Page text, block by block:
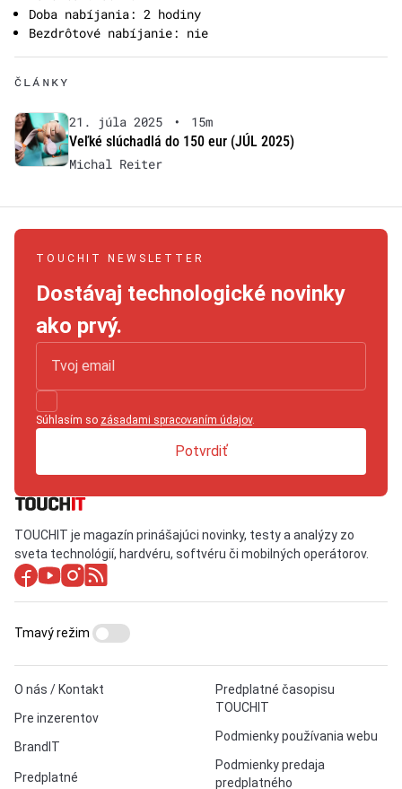
Doba nabíjania: 2 hodiny
Bezdrôtové nabíjanie: nie
ČLÁNKY
21. júla 2025 •
15m
Veľké slúchadlá do 150 eur (JÚL 2025)
Michal Reiter
TOUCHIT NEWSLETTER
Dostávaj technologické novinky
ako prvý.
Súhlasím so zásadami spracovaním údajov.
Potvrdiť
TOUCHIT je magazín prinášajúci novinky, testy a analýzy zo
sveta technológií, hardvéru, softvéru či mobilných operátorov.
O nás / Kontakt
Pre inzerentov
BrandIT
Predplatné
Predplatné časopisu
TOUCHIT
Podmienky používania webu
Podmienky predaja
predplatného
Tmavý režim